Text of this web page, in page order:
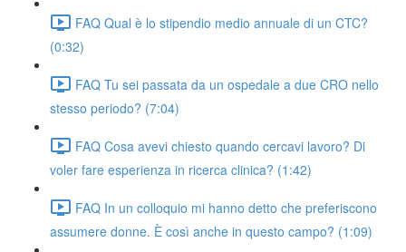
FAQ Qual è lo stipendio medio annuale di un CTC?
(0:32)
FAQ Tu sei passata da un ospedale a due CRO nello
stesso periodo? (7:04)
FAQ Cosa avevi chiesto quando cercavi lavoro? Di
voler fare esperienza in ricerca clinica? (1:42)
FAQ In un colloquio mi hanno detto che preferiscono
assumere donne. È così anche in questo campo? (1:09)